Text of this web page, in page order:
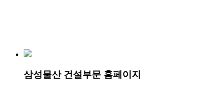
삼성물산 건설부문 홈페이지